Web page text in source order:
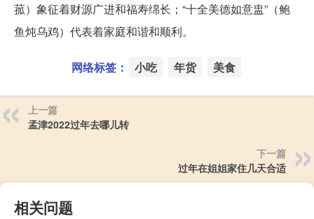
菰）象征着财源广进和福寿绵长；“十全美德如意盅”（鲍
鱼炖乌鸡）代表着家庭和谐和顺利。
网络标签： 小吃 年货 美食
上一篇
孟津2022过年去哪儿转
下一篇
过年在姐姐家住几天合适
相关问题